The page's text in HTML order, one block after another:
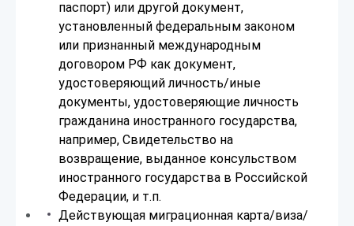
паспорт) или другой документ,
установленный федеральным законом
или признанный международным
договором РФ как документ,
удостоверяющий личность/иные
документы, удостоверяющие личность
гражданина иностранного государства,
например, Свидетельство на
возвращение, выданное консульством
иностранного государства в Российской
Федерации, и т.п.
Действующая миграционная карта/виза/